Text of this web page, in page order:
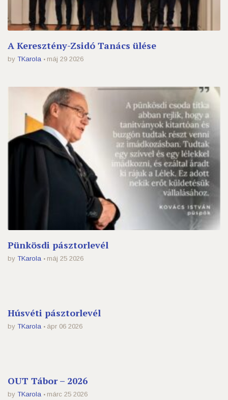
A Keresztény-Zsidó Tanács ülése
by TKarola máj 29 2026
Pünkösdi pásztorlevél
by TKarola máj 25 2026
Húsvéti pásztorlevél
by TKarola ápr 06 2026
OUT Tábor – 2026
by TKarola márc 25 2026